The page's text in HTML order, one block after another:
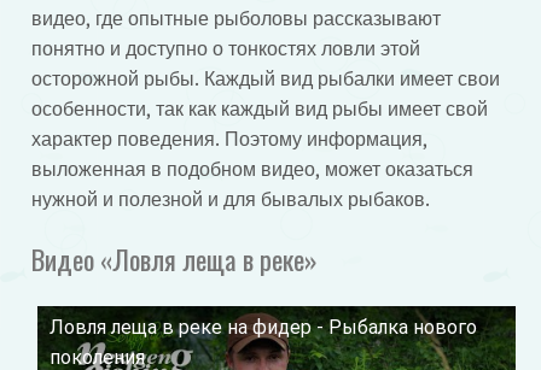
видео, где опытные рыболовы рассказывают
понятно и доступно о тонкостях ловли этой
осторожной рыбы. Каждый вид рыбалки имеет свои
особенности, так как каждый вид рыбы имеет свой
характер поведения. Поэтому информация,
выложенная в подобном видео, может оказаться
нужной и полезной и для бывалых рыбаков.
Видео «Ловля леща в реке»
Ловля леща в реке на фидер - Рыбалка нового
поколения
Смотрите это видео на YouTube